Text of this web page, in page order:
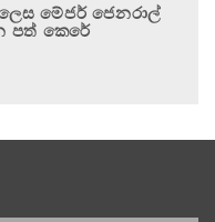
මේජර් ජෙනරාල්
පත් කෙරේ